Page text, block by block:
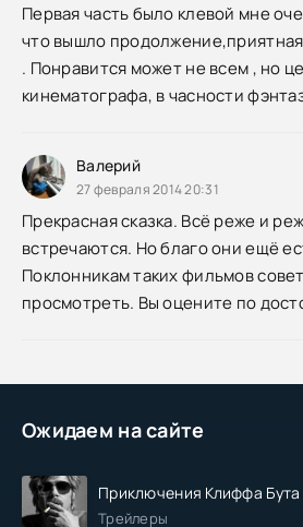
Ожидаем на сайте
Приключения Клиффа
Трейлеры
Первая часть было клевой мне
что вышло
. Понравится может не всем , но
кинематографа, в часности
Валерий
27 февраля 2014 20:31
Прекрасная сказка. Всё реже и
встречаются. Но благо они ещё
Поклонникам таких фильмов
просмотреть. Вы оцените по